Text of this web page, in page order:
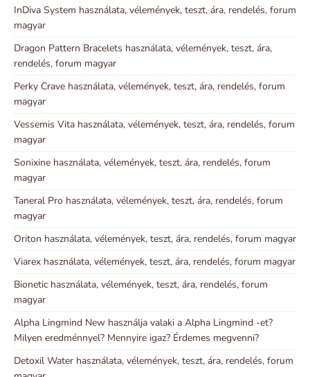
InDiva System használata, vélemények, teszt, ára, rendelés, forum
magyar
Dragon Pattern Bracelets használata, vélemények, teszt, ára,
rendelés, forum magyar
Perky Crave használata, vélemények, teszt, ára, rendelés, forum
magyar
Vessemis Vita használata, vélemények, teszt, ára, rendelés, forum
magyar
Sonixine használata, vélemények, teszt, ára, rendelés, forum
magyar
Taneral Pro használata, vélemények, teszt, ára, rendelés, forum
magyar
Oriton használata, vélemények, teszt, ára, rendelés, forum magyar
Viarex használata, vélemények, teszt, ára, rendelés, forum magyar
Bionetic használata, vélemények, teszt, ára, rendelés, forum
magyar
Alpha Lingmind New használja valaki a Alpha Lingmind -et?
Milyen eredménnyel? Mennyire igaz? Érdemes megvenni?
Detoxil Water használata, vélemények, teszt, ára, rendelés, forum